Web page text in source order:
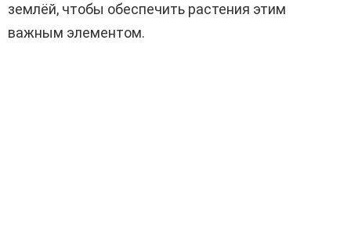
землёй, чтобы обеспечить растения этим
важным элементом.